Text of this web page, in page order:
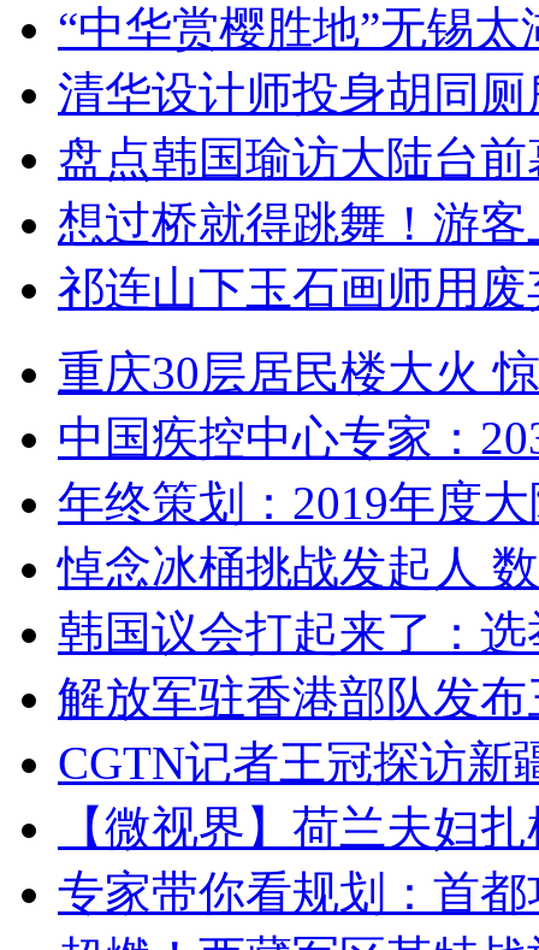
“中华赏樱胜地”无锡
清华设计师投身胡同
盘点韩国瑜访大陆台
想过桥就得跳舞！游客
祁连山下玉石画师用
重庆30层居民楼大火
中国疾控中心专家：
年终策划：2019年度
悼念冰桶挑战发起人
韩国议会打起来了：
解放军驻香港部队发
CGTN记者王冠探访新
【微视界】荷兰夫妇
专家带你看规划：首